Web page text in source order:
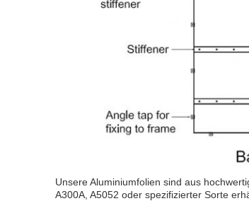
Unsere Aluminiumfolien sind aus
A300A, A5052 oder spezifizierter Sorte